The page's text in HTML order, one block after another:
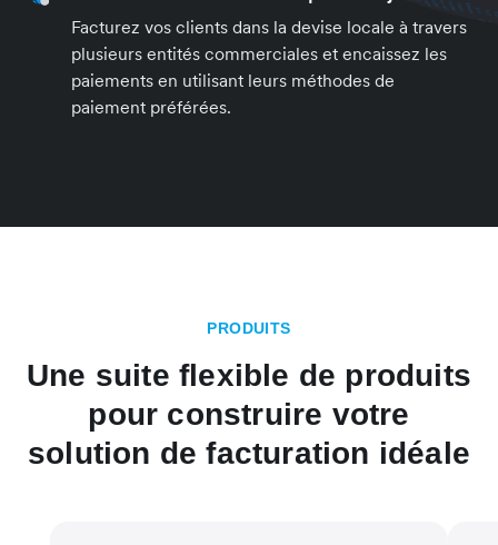
Facturez vos clients dans la devise locale à travers
plusieurs entités commerciales et encaissez les
paiements en utilisant leurs méthodes de
paiement préférées.
PRODUITS
Une suite flexible de produits
pour construire votre
solution de facturation idéale